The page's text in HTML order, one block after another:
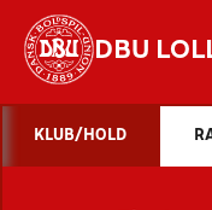
DBU
KLUB/HOLD